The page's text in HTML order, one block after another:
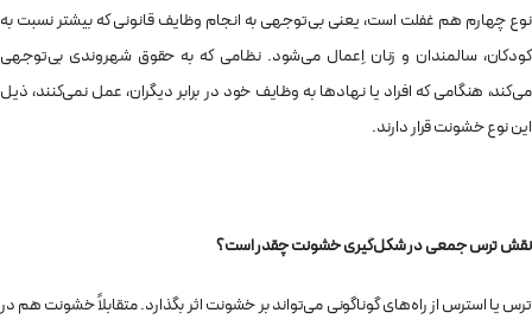
نوع چهارم هم غفلت است، یعنی بی‌توجهی به انجام وظایف قانونی که بیشتر نسبت به
کودکان، سالمندان و زنان اِعمال می‌شود. نظامی که به حقوق شهروندی بی‌توجهی
می‌کند، هنگامی که افراد یا نهادها به وظایف خود در برابر دیگران، عمل نمی‌کنند، ذیل
این نوع خشونت قرار دارند.
نقش ترس جمعی در شکل‌گیری خشونت چقدر است؟
ترس یا استرس از راه‌های گوناگونی می‌تواند بر خشونت اثر بگذارد. متقابلاً خشونت هم در